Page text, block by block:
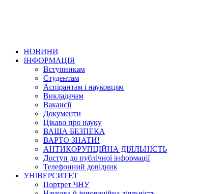
НОВИНИ
ІНФОРМАЦІЯ
Вступникам
Студентам
Аспірантам і науковцям
Викладачам
Вакансії
Документи
Цікаво про науку
ВАША БЕЗПЕКА
ВАРТО ЗНАТИ!
АНТИКОРУПЦІЙНА ДІЯЛЬНІСТЬ
Доступ до публічної інформації
Телефонний довідник
УНІВЕРСИТЕТ
Портрет ЧНУ